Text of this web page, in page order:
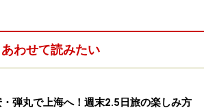
あわせて読みたい
弾丸で上海へ！週末2.5日旅の楽しみ方